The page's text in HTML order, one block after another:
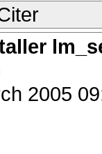
2005